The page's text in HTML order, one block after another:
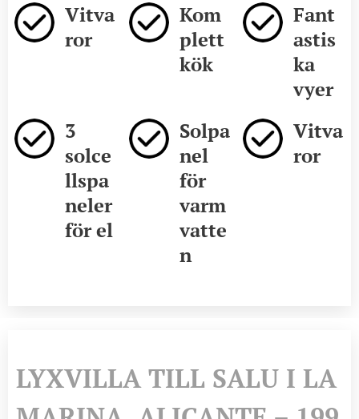
Vitva
ror
Kom
plett
kök
Fant
astis
ka
vyer
3
solce
llspa
neler
för el
Solpa
nel
för
varm
vatte
n
Vitva
ror
LYXVILLA TILL SALU I LA